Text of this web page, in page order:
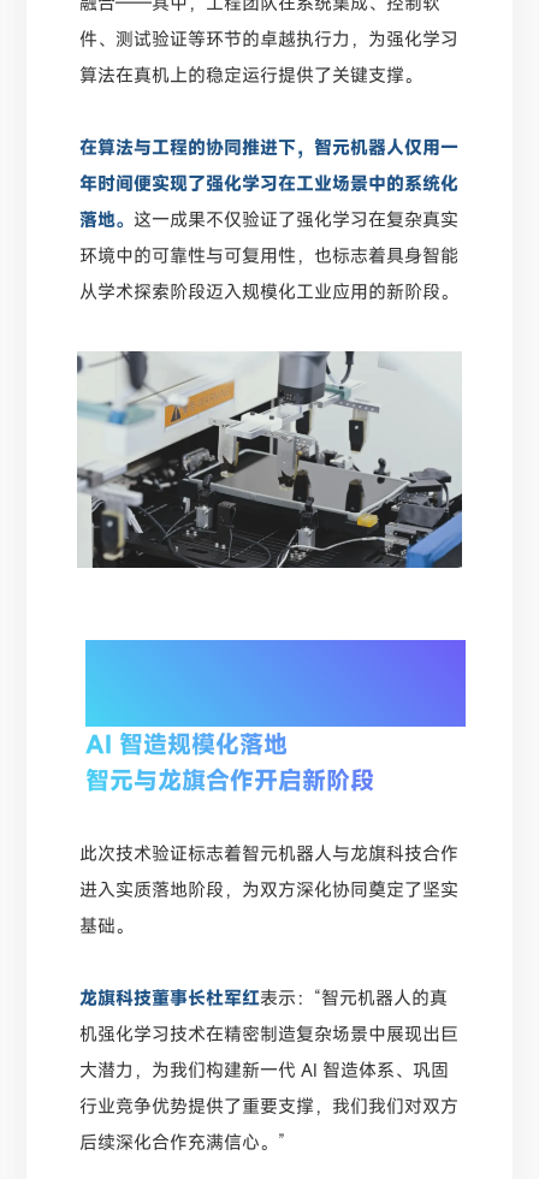
件、测试验证等环节的卓越执行力，为强化学习
算法在真机上的稳定运行提供了关键支撑。
在算法与工程的协同推进下，智元机器人仅用一
年时间便实现了强化学习在工业场景中的系统化
落地。 这一成果不仅验证了强化学习在复杂真实
环境中的可靠性与可复用性，也标志着具身智能
从学术探索阶段迈入规模化工业应用的新阶段。
AI 智造规模化落地
智元与龙旗合作开启新阶段
此次技术验证标志着智元机器人与龙旗科技合作
进入实质落地阶段，为双方深化协同奠定了坚实
基础。
龙旗科技董事长杜军红表示：“智元机器人的真
机强化学习技术在精密制造复杂场景中展现出巨
大潜力，为我们构建新一代 AI 智造体系、巩固
行业竞争优势提供了重要支撑，我们我们对双方
后续深化合作充满信心。”